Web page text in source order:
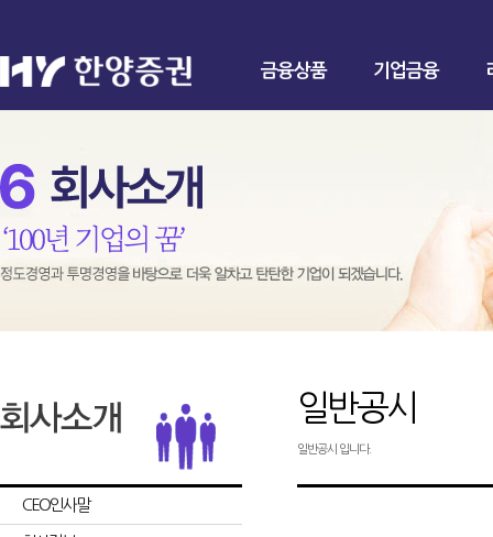
금융상품 기업금융
CEO인사말
일반공시
일반공시 입니다.